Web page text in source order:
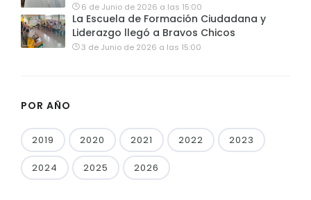
6 de Junio de 2026 a las 15:00
La Escuela de Formación Ciudadana y
Liderazgo llegó a Bravos Chicos
3 de Junio de 2026 a las 15:00
POR AÑO
2019 2020 2021 2022 2023
2024 2025 2026